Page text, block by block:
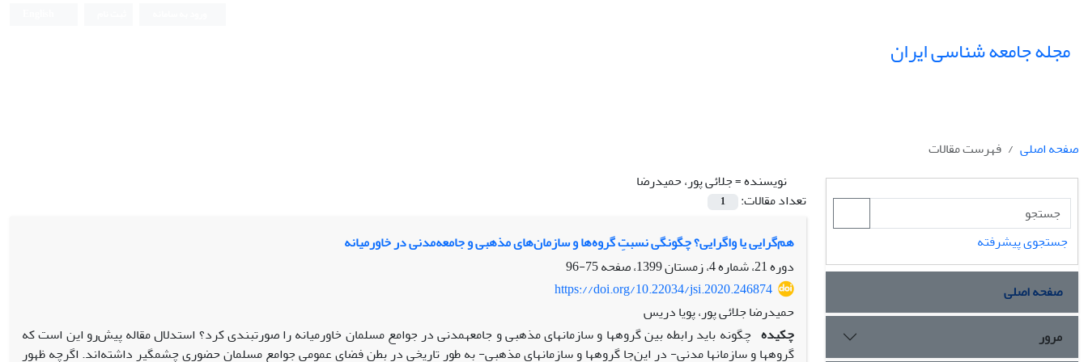
مجله جامعه شناسی ایران
صفحه اصلی
فهرست مقالات
نویسنده =جلائی پور، حمیدرضا
تعداد مقالات:
1
هم‌گرایی یا واگرایی؟ چگونگی نسبتِ گروه‌ها و سازمان‌های مذهبی و جامعه‌‌مدنی در خاورمیانه
دوره 21، شماره 4، زمستان 1399، صفحه
75-96
https://doi.org/10.22034/jsi.2020.246874
حمیدرضا جلائی پور، پویا دریس
چکیده چگونه باید رابطه بین گروه­ها و سازمان­های مذهبی و جامعه­مدنی در جوامع مسلمان خاورمیانه را صورت­بندی کرد؟ استدلال مقاله پیش‌رو این است که
گروه­ها و سازمان­ها مدنی- در این‌جا گروه­ها و سازمان­های مذهبی- به طور تاریخی در بطن فضای عمومی جوامع مسلمان حضوری چشم­­گیر داشته‌اند. اگرچه ظهور
جستجوی پیشرفته
صفحه اصلی
مرور